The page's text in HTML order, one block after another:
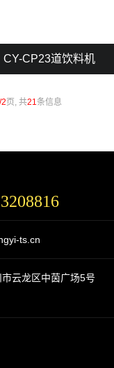
CY-CP23道饮料机
页, 共21条信息
ts.cn
云龙区中茵广场5号